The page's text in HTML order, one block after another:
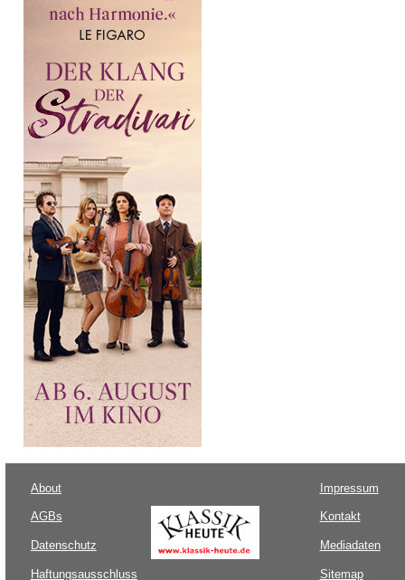
About
AGBs
Datenschutz
Haftungsausschluss
Impressum
Kontakt
Mediadaten
Sitemap